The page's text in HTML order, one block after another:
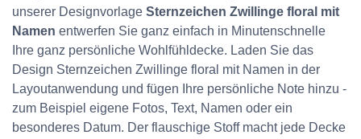
unserer Designvorlage Sternzeichen Zwillinge floral mit
Namen entwerfen Sie ganz einfach in Minutenschnelle
Ihre ganz persönliche Wohlfühldecke. Laden Sie das
Design Sternzeichen Zwillinge floral mit Namen in der
Layoutanwendung und fügen Ihre persönliche Note hinzu -
zum Beispiel eigene Fotos, Text, Namen oder ein
besonderes Datum. Der flauschige Stoff macht jede Decke